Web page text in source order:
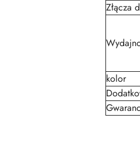
Złącza
kolor